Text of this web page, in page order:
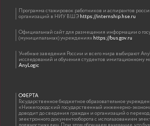
Программа стажировок работников и аспирантов
организаций в НИУ ВШЭhttps://internship.hse.ru
Официальный сайт для размещения информации о
(муниципальных) учрежденияхhttps://bus.gov.ru
Учебные заведения России и всего мира выбирают
исследований и обучения студентов имитационному
AnyLogic
ОФЕРТА
Государственное бюджетное образовательное
«Нижегородский государственный инженерно-
доводит до сведения граждан и организаций о
электронного документооборота с использованием